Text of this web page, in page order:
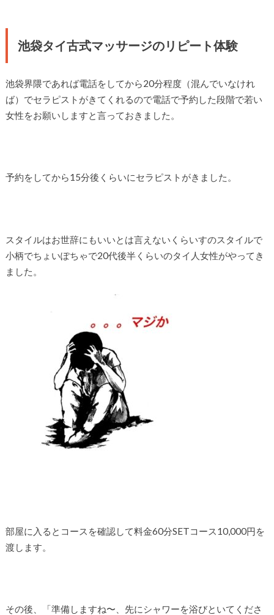
池袋タイ古式マッサージのリピート体験
池袋界隈であれば電話をしてから20分程度（混んでいなけれ
ば）でセラピストがきてくれるので電話で予約した段階で若い
女性をお願いしますと言っておきました。
予約をしてから15分後くらいにセラピストがきました。
スタイルはお世辞にもいいとは言えないくらいすのスタイルで
小柄でちょいぽちゃで20代後半くらいのタイ人女性がやってき
ました。
部屋に入るとコースを確認して料金60分SETコース10,000円を
渡します。
その後、「準備しますね〜、先にシャワーを浴びといてくださ